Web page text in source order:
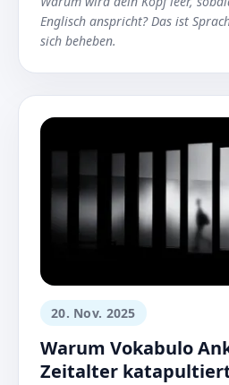
Englisch anspricht? Das ist
sich beheben.
20. Nov. 2025
Warum Vokabulo
Zeitalter